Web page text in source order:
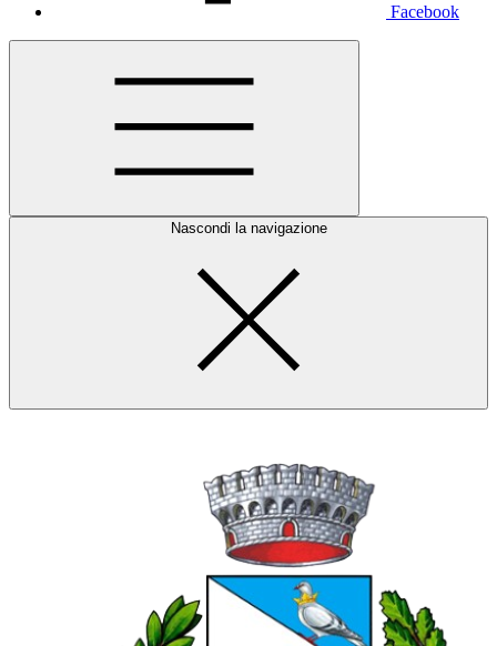
Facebook
Nascondi la navigazione